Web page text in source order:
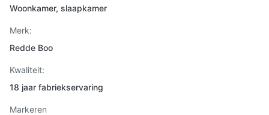
Woonkamer, slaapkamer
Merk:
Redde Boo
Kwaliteit:
18 jaar fabriekservaring
Markeren